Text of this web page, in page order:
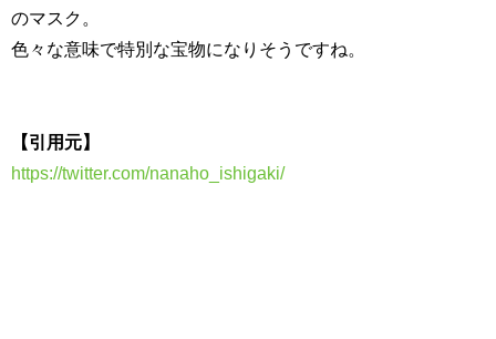
のマスク。
色々な意味で特別な宝物になりそうですね。
【引用元】
https://twitter.com/nanaho_ishigaki/